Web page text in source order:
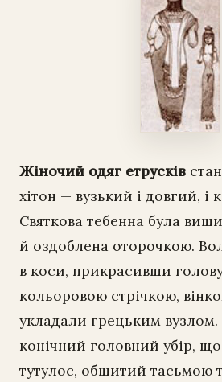
Жіночий одяг етрусків
хітон — вузький і довгий, і
Святкова тебенна була
й оздоблена оторочкою.
в коси, прикрасивши
кольоровою стрічкою,
укладали грецьким
конічний головний убір,
тутулос, обшитий тасьмою